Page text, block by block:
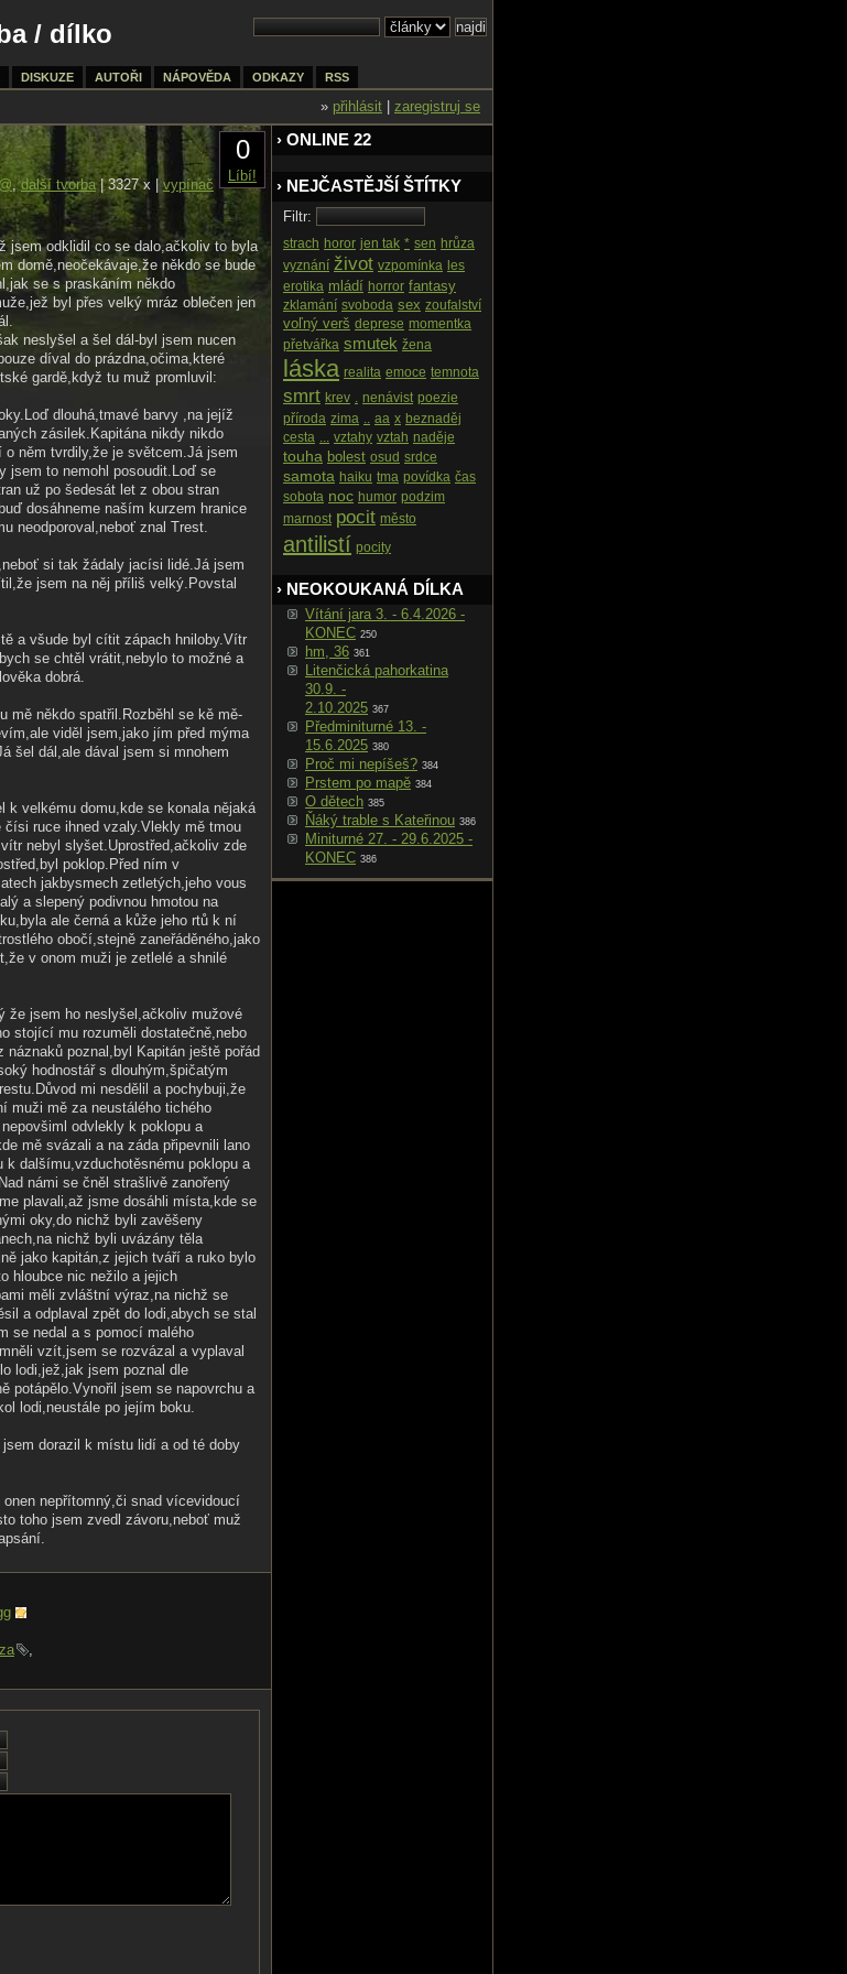
/ dílko
DISKUZE AUTOŘI NÁPOVĚDA ODKAZY RSS
» přihlásit zaregistruj se
0
Líbí!
@,další tvorba| 3327 x |vypínač
jsem odklidil co se dalo,ačkoliv to byla
domě,neočekávaje,že někdo se bude
se s praskáním někdo
byl přes velký mráz oblečen jen
neslyšel a šel dál-byl jsem nucen
díval do prázdna,očima,které
gardě,když tu muž promluvil:
dlouhá,tmavé barvy ,na jejíž
zásilek.Kapitána nikdy nikdo
něm tvrdily,že je světcem.Já jsem
jsem to nemohl posoudit.Loď se
už po šedesát let z obou stran
dosáhneme naším kurzem hranice
neodporoval,neboť znal Trest.
si tak žádaly jacísi lidé.Já jsem
jsem na něj příliš velký.Povstal
a všude byl cítit zápach hniloby.Vítr
se chtěl vrátit,nebylo to možné a
dobrá.
mě někdo spatřil.Rozběhl se kě mě-
viděl jsem,jako jím před mýma
šel dál,ale dával jsem si mnohem
k velkému domu,kde se konala nějaká
ruce ihned vzaly.Vlekly mě tmou
nebyl slyšet.Uprostřed,ačkoliv zde
poklop.Před ním v
jakbysmech zetletých,jeho vous
a slepený podivnou hmotou na
ale černá a kůže jeho rtů k ní
obočí,stejně zaneřáděného,jako
v onom muži je zetlelé a shnilé
že jsem ho neslyšel,ačkoliv mužové
stojící mu rozuměli dostatečně,nebo
poznal,byl Kapitán ještě pořád
hodnostář s dlouhým,špičatým
mi nesdělil a pochybuji,že
muži mě za neustálého tichého
odvlekly k poklopu a
mě svázali a na záda připevnili lano
dalšímu,vzduchotěsnému poklopu a
námi se čněl strašlivě zanořený
plavali,až jsme dosáhli místa,kde se
oky,do nichž byli zavěšeny
nichž byli uvázány těla
jako kapitán,z jejich tváří a ruko bylo
hloubce nic nežilo a jejich
měli zvláštní výraz,na nichž se
a odplaval zpět do lodi,abych se stal
se nedal a s pomocí malého
vzít,jsem se rozvázal a vyplaval
lodi,jež,jak jsem poznal dle
potápělo.Vynořil jsem se napovrchu a
lodi,neustále po jejím boku.
dorazil k místu lidí a od té doby
nepřítomný,či snad vícevidoucí
toho jsem zvedl závoru,neboť muž
,
› ONLINE 22
› NEJČASTĚJŠÍ ŠTÍTKY
Filtr:
strach horor jen tak * sen hrůza
vyznání život vzpomínka les
erotika mládí horror fantasy
zklamání svoboda sex zoufalství
voľný verš deprese momentka
přetvářka smutek žena
láska realita emoce temnota
smrt krev . nenávist poezie
příroda zima .. aa x beznaděj
cesta ... vztahy vztah naděje
touha bolest osud srdce
samota haiku tma povídka čas
sobota noc humor podzim
marnost pocit město
antilistí pocity
› NEOKOUKANÁ DÍLKA
Vítání jara 3. - 6.4.2026 -
KONEC 250
hm, 36 361
Litenčická pahorkatina
30.9. -
2.10.2025 367
Předminiturné 13. -
15.6.2025 380
Proč mi nepíšeš? 384
Prstem po mapě 384
O dětech 385
Ňáký trable s Kateřinou 386
Miniturné 27. - 29.6.2025 -
KONEC 386